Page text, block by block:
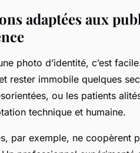
adaptées aux
photo d’identité, c’est
rester immobile quelques
ou les patients
technique et humaine.
par exemple, ne coopèrent